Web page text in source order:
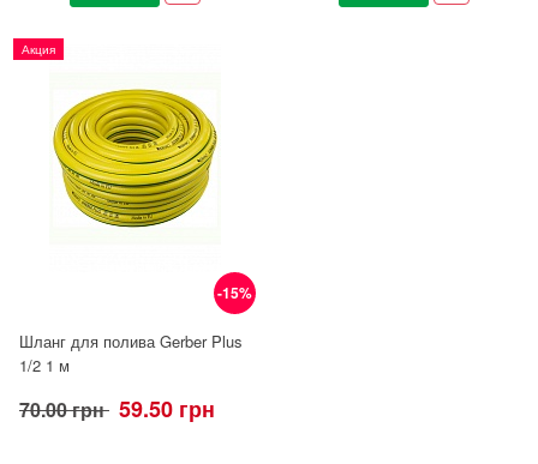
-15%
Акция
Шланг для полива Gerber Plus
1/2 1 м
70.00 грн 59.50 грн